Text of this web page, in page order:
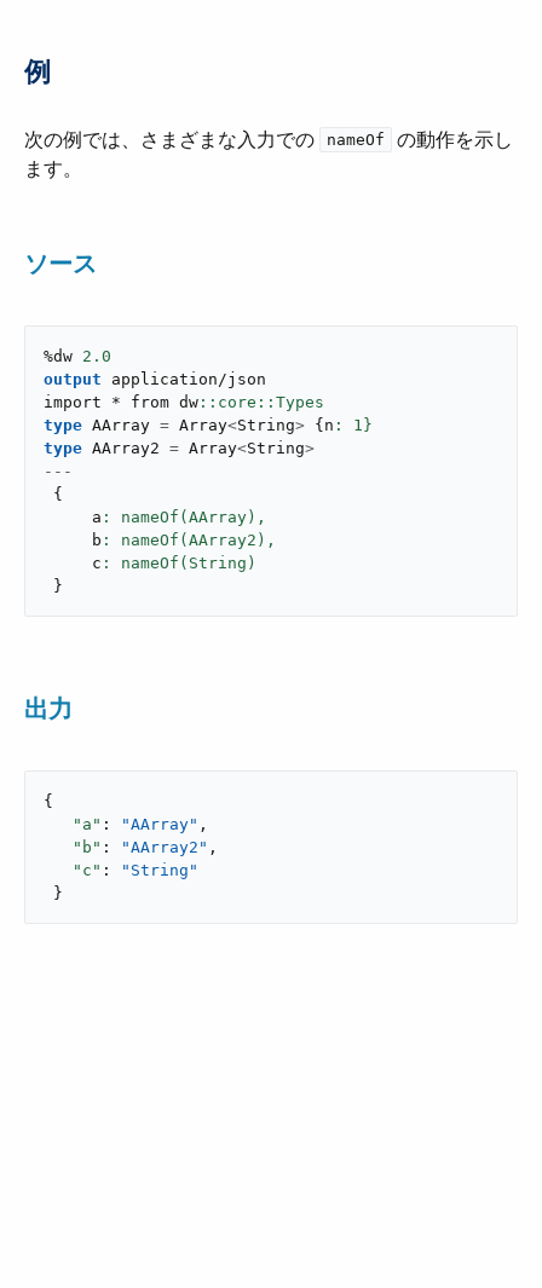
例
次の例では、さまざまな入力での ​ nameOf
​ の動作を示し
ます。
ソース
%dw 2.0
output
application/json
import * from dw
type AArray = Array<String> { n : 1 }
type AArray2 = Array<String>
---
{
     a
: nameOf(AArray),
     b
: nameOf(AArray2),
     c
}
出力
{
"a" : "AArray" ,
"b" : "AArray2" ,
"c" :
"String"
}